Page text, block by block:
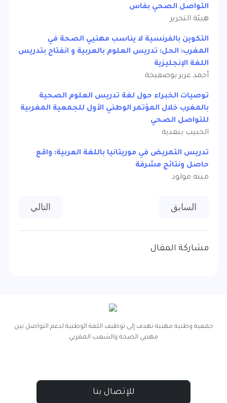
التواصل الصحي بفاس
هيئة التحرير
التكوين بالفرنسية لا يناسب مهنيي الصحة في
المغرب: الحل: تدريس العلوم بالعربية و انفتاح بتدريس
اللغة الإنجليزية
أحمد عزيز بوصفيحة
توصيات الخبراء حول لغة تدريس العلوم الصحية
بالمغرب خلال المؤتمر الوطني الأول للجمعية المغربية
للتواصل الصحي
الحبيب بنعدية
تدريس التمريض في موريتانيا باللغة العربية: واقع
حاصل ونتائج مشرفة
مينه مولود
المقال السابق: عدد 31 شتنبر 2021
السابق المقال التالي: عدد 29
التالي
مشاركة المقال
جمعية وطنية مهنية تهدف إلى توظيف اللغة الوطنية لدعم التواصل بين
مهنيي الصحة والشعب المغربي
للإتصال بنا